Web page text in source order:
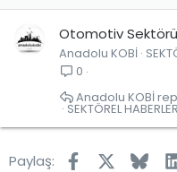
Otomotiv
Anadolu KOBİ
0
SEKTÖREL HABERLER
Anadolu KOBİ
Paylaş: Facebook